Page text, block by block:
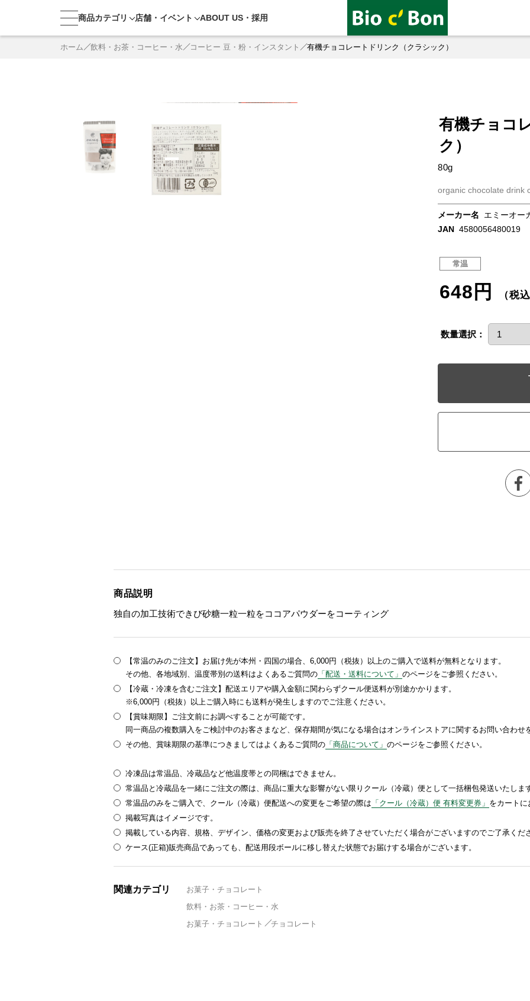
商品カテゴリ 店舗・ イベント ABOUT US・ 採用
ホーム 飲料・お茶・コーヒー・水 コーヒー 豆・粉・インスタント 有機チョコレートドリンク（クラシック）
有機チョコ
ク）
80g
organic chocolate drink
メーカー名
エミーオー
JAN 4580056480019
常温
648円 （税込
数量選択：
商品説明
独自の加工技術できび砂糖一粒一粒をココアパウダーをコーティング
【常温のみのご注文】お届け先が本州・四国の場合、6,000円（税抜）以上のご購入で送料が無料となります。
その他、各地域別、温度帯別の送料はよくあるご質問の 「配送・送料について」 のページをご参照ください。
【冷蔵・冷凍を含むご注文】配送エリアや購入金額に関わらずクール便送料が別途かかります。
※6,000円（税抜）以上ご購入時にも送料が発生しますのでご注意ください。
【賞味期限】ご注文前にお調べすることが可能です。
同一商品の複数購入をご検討中のお客さまなど、保存期間が気になる場合はオンラインストアに関するお問い合わせ
その他、賞味期限の基準につきましてはよくあるご質問の 「商品について」 のページをご参照ください。
冷凍品は常温品、冷蔵品など他温度帯との同梱はできません。
常温品と冷蔵品を一緒にご注文の際は、商品に重大な影響がない限りクール（冷蔵）便として一括梱包発送いたします
常温品のみをご購入で、クール（冷蔵）便配送への変更をご希望の際は 「クール（冷蔵）便 有料変更券」 をカートに
掲載写真はイメージです。
掲載している内容、規格、デザイン、価格の変更および販売を終了させていただく場合がございますのでご了承くだ
ケース(正箱)販売商品であっても、配送用段ボールに移し替えた状態でお届けする場合がございます。
関連カテゴリ
お菓子・チョコレート
飲料・お茶・コーヒー・水
お菓子・チョコレート
チョコレート